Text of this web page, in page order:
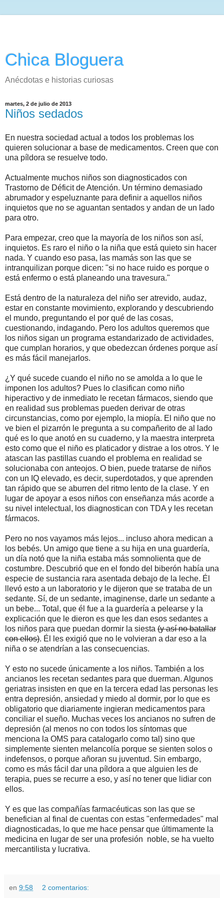
Chica Bloguera
Anécdotas e historias curiosas
martes, 2 de julio de 2013
Niños sedados
En nuestra sociedad actual a todos los problemas los
quieren solucionar a base de medicamentos. Creen que con
una píldora se resuelve todo.
Actualmente muchos niños son diagnosticados con
Trastorno de Déficit de Atención. Un término demasiado
abrumador y espeluznante para definir a aquellos niños
inquietos que no se aguantan sentados y andan de un lado
para otro.
Para empezar, creo que la mayoría de los niños son así,
inquietos. Es raro el niño o la niña que está quieto sin hacer
nada. Y cuando eso pasa, las mamás son las que se
intranquilizan porque dicen: "si no hace ruido es porque o
está enfermo o está planeando una travesura."
Está dentro de la naturaleza del niño ser atrevido, audaz,
estar en constante movimiento, explorando y descubriendo
el mundo, preguntando el por qué de las cosas,
cuestionando, indagando. Pero los adultos queremos que
los niños sigan un programa estandarizado de actividades,
que cumplan horarios, y que obedezcan órdenes porque así
es más fácil manejarlos.
¿Y qué sucede cuando el niño no se amolda a lo que le
imponen los adultos? Pues lo clasifican como niño
hiperactivo y de inmediato le recetan fármacos, siendo que
en realidad sus problemas pueden derivar de otras
circunstancias, como por ejemplo, la miopía. El niño que no
ve bien el pizarrón le pregunta a su compañerito de al lado
qué es lo que anotó en su cuaderno, y la maestra interpreta
esto como que el niño es platicador y distrae a los otros. Y le
atascan las pastillas cuando el problema en realidad se
solucionaba con anteojos. O bien, puede tratarse de niños
con un IQ elevado, es decir, superdotados, y que aprenden
tan rápido que se aburren del ritmo lento de la clase. Y en
lugar de apoyar a esos niños con enseñanza más acorde a
su nivel intelectual, los diagnostican con TDA y les recetan
fármacos.
Pero no nos vayamos más lejos... incluso ahora medican a
los bebés. Un amigo que tiene a su hija en una guardería,
un día notó que la niña estaba más somnolienta que de
costumbre. Descubrió que en el fondo del biberón había una
especie de sustancia rara asentada debajo de la leche. Él
llevó esto a un laboratorio y le dijeron que se trataba de un
sedante. Sí, de un sedante, imaginense, darle un sedante a
un bebe... Total, que él fue a la guardería a pelearse y la
explicación que le dieron es que les dan esos sedantes a
los niños para que puedan dormir la siesta (y así no batallar
con ellos). Él les exigió que no le volvieran a dar eso a la
niña o se atendrían a las consecuencias.
Y esto no sucede únicamente a los niños. También a los
ancianos les recetan sedantes para que duerman. Algunos
geriatras insisten en que en la tercera edad las personas les
entra depresión, ansiedad y miedo al dormir, por lo que es
obligatorio que diariamente ingieran medicamentos para
conciliar el sueño. Muchas veces los ancianos no sufren de
depresión (al menos no con todos los síntomas que
menciona la OMS para catalogarlo como tal) sino que
simplemente sienten melancolía porque se sienten solos o
indefensos, o porque añoran su juventud. Sin embargo,
como es más fácil dar una píldora a que alguien les de
terapia, pues se recurre a eso, y así no tener que lidiar con
ellos.
Y es que las compañías farmacéuticas son las que se
benefician al final de cuentas con estas "enfermedades" mal
diagnosticadas, lo que me hace pensar que últimamente la
medicina en lugar de ser una profesión noble, se ha vuelto
mercantilista y lucrativa.
en 9:58 2 comentarios: